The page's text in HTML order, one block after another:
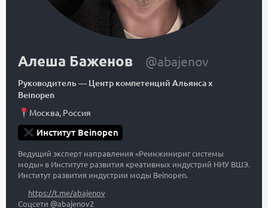
Алеша Баженов @abajenov
Руководитель— Центр компетенций Альянса x
Beinopen
Москва, Россия
Институт Beinopen
Ведущий эксперт направления «Реинжинириг системы
моды» в Институте развития креативных индустрий НИУ ВШЭ.
Институт развития индустрии моды Beinopen.
https://t.me/abajenov
Соцсети @abajenov2